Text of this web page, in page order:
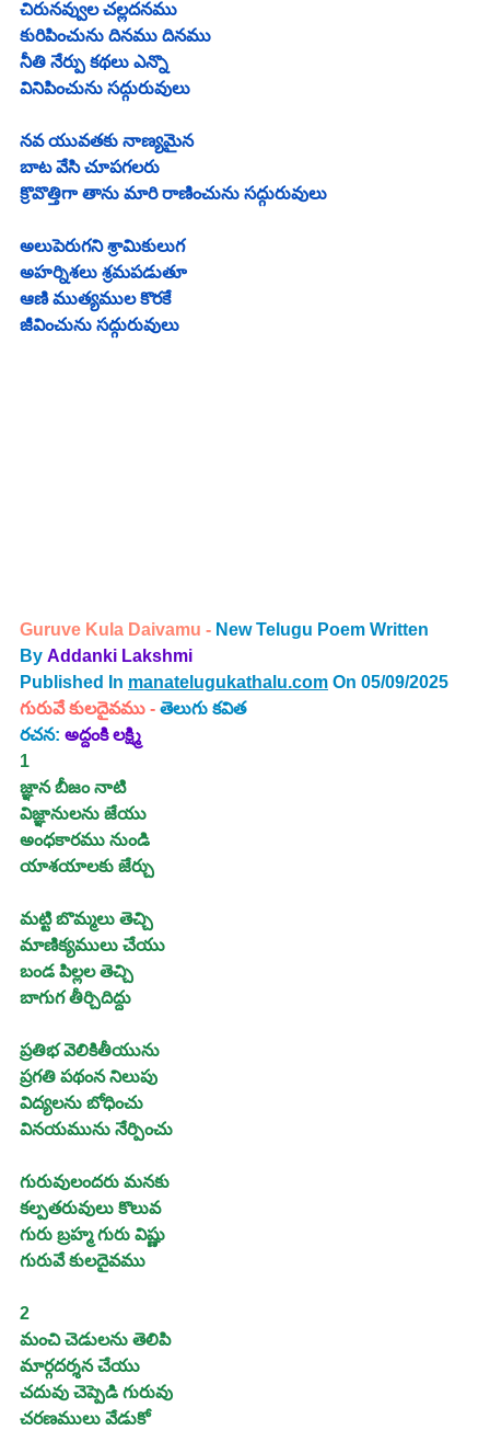
చిరునవ్వుల చల్లదనము
కురిపించును దినము దినము
నీతి నేర్పు కథలు ఎన్నొ
వినిపించును సద్గురువులు
నవ యువతకు నాణ్యమైన
బాట వేసి చూపగలరు
క్రొవొత్తిగా తాను మారి రాణించును సద్గురువులు
అలుపెరుగని శ్రామికులుగ
అహర్నిశలు శ్రమపడుతూ
ఆణి ముత్యముల కొరకే
జీవించును సద్గురువులు
Guruve Kula Daivamu - New Telugu Poem Written
By Addanki Lakshmi
Published In manatelugukathalu.com On 05/09/2025
గురువే కులదైవము - తెలుగు కవిత
రచన: అద్దంకి లక్ష్మి
1
జ్ఞాన బీజం నాటి
విజ్ఞానులను జేయు
అంధకారము నుండి
యాశయాలకు జేర్చు
మట్టి బొమ్మలు తెచ్చి
మాణిక్యములు చేయు
బండ పిల్లల తెచ్చి
బాగుగ తీర్చిదిద్దు
ప్రతిభ వెలికితీయును
ప్రగతి పథంన నిలుపు
విద్యలను బోధించు
వినయమును నేర్పించు
గురువులందరు మనకు
కల్పతరువులు కొలువ
గురు బ్రహ్మ గురు విష్ణు
గురువే కులదైవము
2
మంచి చెడులను తెలిపి
మార్గదర్శన చేయు
చదువు చెప్పెడి గురువు
చరణములు వేడుకో